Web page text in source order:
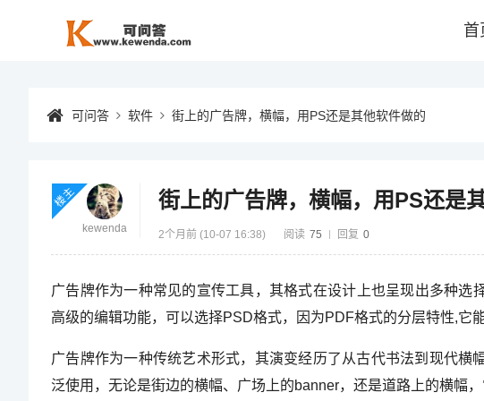
首
可问答 软件 街上的广告牌，横幅，用PS还是其他软件做的
街上的广告牌，横幅，用PS还是
2个月前 (10-07 16:38) 阅读 75 回复 0
kewenda
楼主
广告牌作为一种常见的宣传工具，其格式在设计上也呈现出多种
高级的编辑功能，可以选择PSD格式，因为PDF格式的分层特性,它
广告牌作为一种传统艺术形式，其演变经历了从古代书法到现代
泛使用，无论是街边的横幅、广场上的banner，还是道路上的横幅